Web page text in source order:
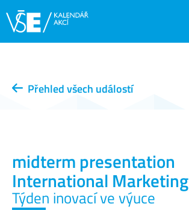
Přehled všech událostí
midterm presentation
International Marketing
Týden inovací ve výuce